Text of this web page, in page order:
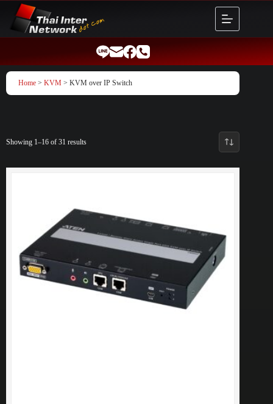
content
Home > KVM > KVM over IP Switch
Showing 1–16 of 31 results